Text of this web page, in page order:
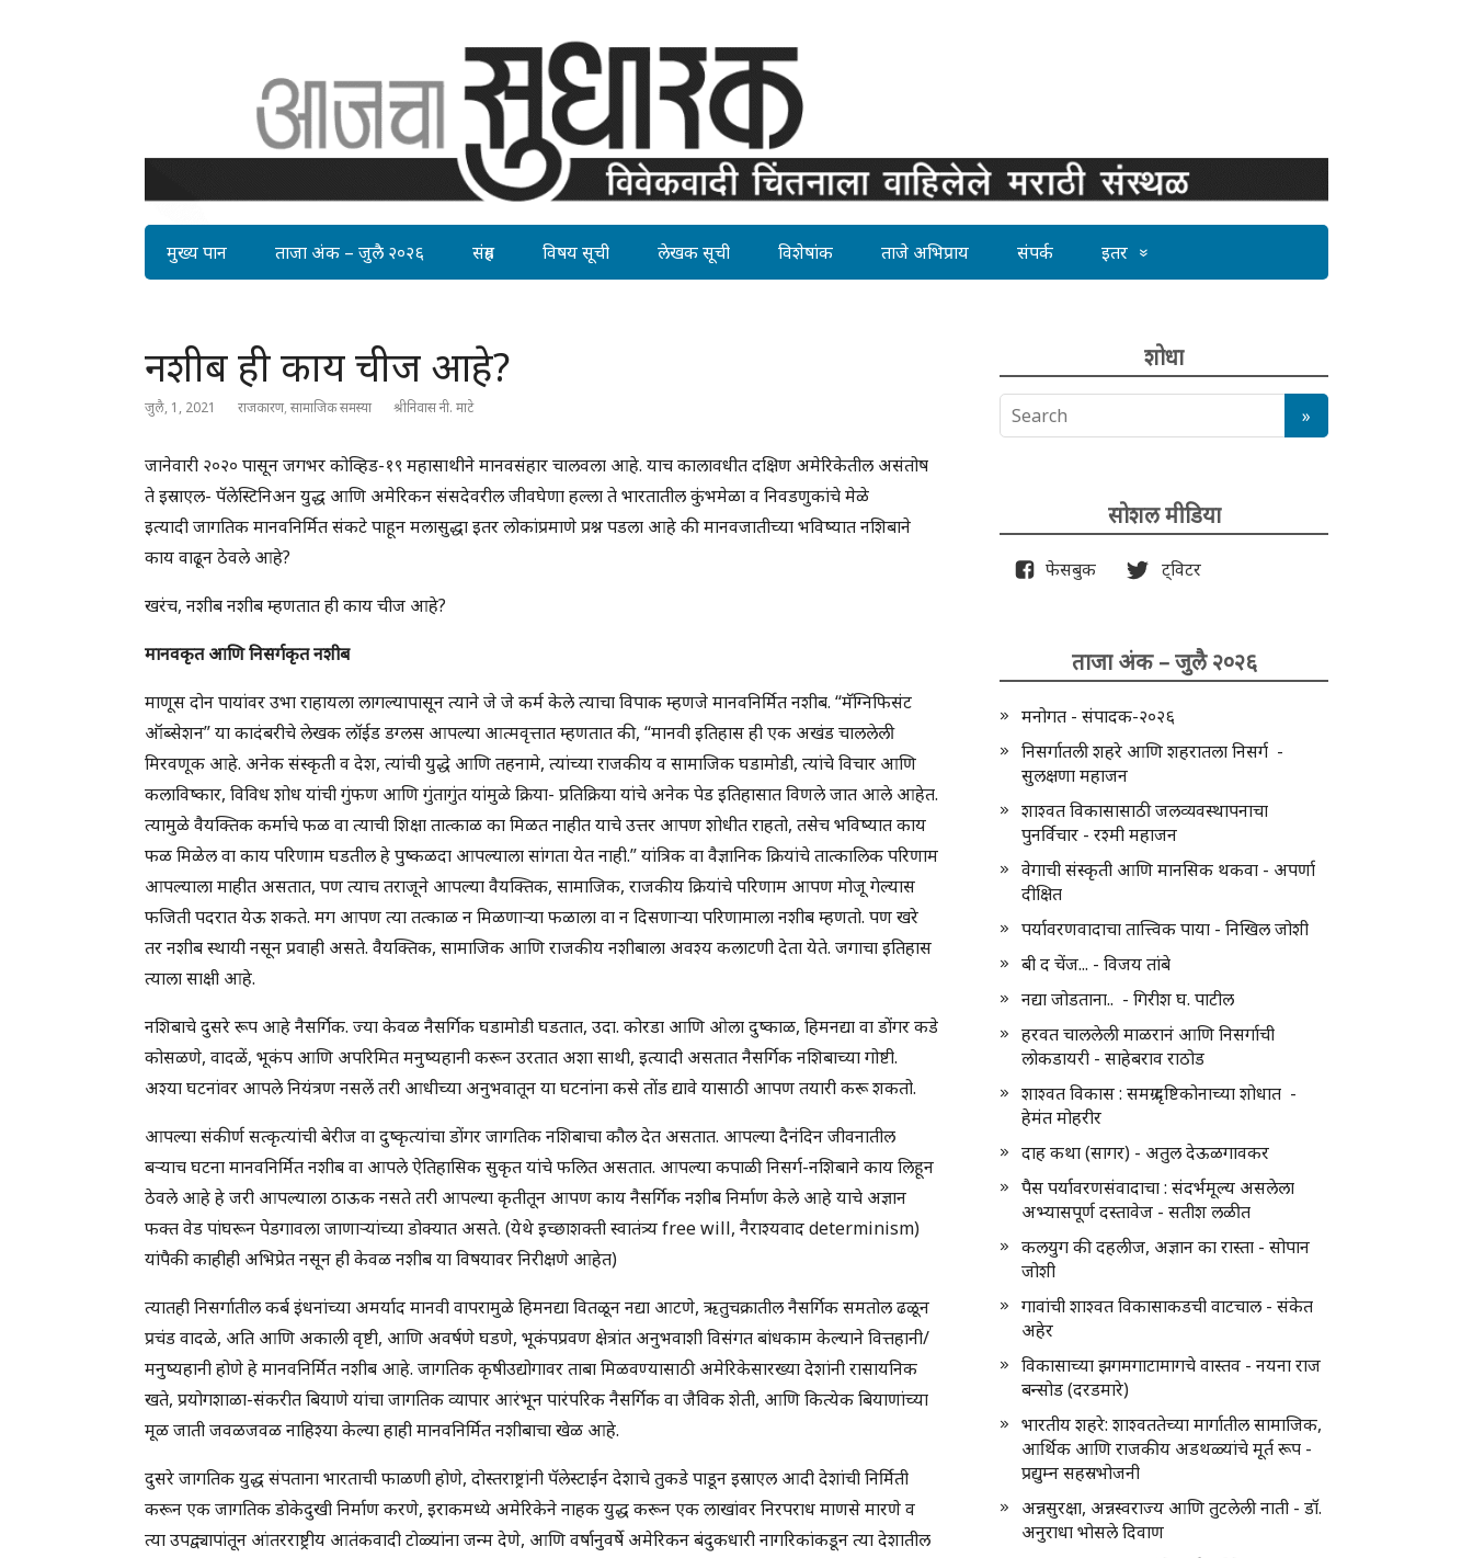
मुख्य पान ताजा अंक – जुलै २०२६ संग्रह विषय सूची लेखक सूची विशेषांक ताजे अभिप्राय संपर्क इतर
नशीब ही काय चीज आहे?
जुलै, 1, 2021 राजकारण, सामाजिक समस्या श्रीनिवास नी. माटे
जानेवारी २०२० पासून जगभर कोव्हिड-१९ महासाथीने मानवसंहार चालवला आहे. याच कालावधीत दक्षिण अमेरिकेतील असंतोष
ते इस्राएल- पॅलेस्टिनिअन युद्ध आणि अमेरिकन संसदेवरील जीवघेणा हल्ला ते भारतातील कुंभमेळा व निवडणुकांचे मेळे
इत्यादी जागतिक मानवनिर्मित संकटे पाहून मलासुद्धा इतर लोकांप्रमाणे प्रश्न पडला आहे की मानवजातीच्या भविष्यात नशिबाने
काय वाढून ठेवले आहे?
खरंच, नशीब नशीब म्हणतात ही काय चीज आहे?
मानवकृत आणि निसर्गकृत नशीब
माणूस दोन पायांवर उभा राहायला लागल्यापासून त्याने जे जे कर्म केले त्याचा विपाक म्हणजे मानवनिर्मित नशीब. “मॅग्निफिसंट
ऑब्सेशन” या कादंबरीचे लेखक लॉईड डग्लस आपल्या आत्मवृत्तात म्हणतात की, “मानवी इतिहास ही एक अखंड चाललेली
मिरवणूक आहे. अनेक संस्कृती व देश, त्यांची युद्धे आणि तहनामे, त्यांच्या राजकीय व सामाजिक घडामोडी, त्यांचे विचार आणि
कलाविष्कार, विविध शोध यांची गुंफण आणि गुंतागुंत यांमुळे क्रिया- प्रतिक्रिया यांचे अनेक पेड इतिहासात विणले जात आले आहेत.
त्यामुळे वैयक्तिक कर्माचे फळ वा त्याची शिक्षा तात्काळ का मिळत नाहीत याचे उत्तर आपण शोधीत राहतो, तसेच भविष्यात काय
फळ मिळेल वा काय परिणाम घडतील हे पुष्कळदा आपल्याला सांगता येत नाही.” यांत्रिक वा वैज्ञानिक क्रियांचे तात्कालिक परिणाम
आपल्याला माहीत असतात, पण त्याच तराजूने आपल्या वैयक्तिक, सामाजिक, राजकीय क्रियांचे परिणाम आपण मोजू गेल्यास
फजिती पदरात येऊ शकते. मग आपण त्या तत्काळ न मिळणाऱ्या फळाला वा न दिसणाऱ्या परिणामाला नशीब म्हणतो. पण खरे
तर नशीब स्थायी नसून प्रवाही असते. वैयक्तिक, सामाजिक आणि राजकीय नशीबाला अवश्य कलाटणी देता येते. जगाचा इतिहास
त्याला साक्षी आहे.
नशिबाचे दुसरे रूप आहे नैसर्गिक. ज्या केवळ नैसर्गिक घडामोडी घडतात, उदा. कोरडा आणि ओला दुष्काळ, हिमनद्या वा डोंगर कडे
कोसळणे, वादळें, भूकंप आणि अपरिमित मनुष्यहानी करून उरतात अशा साथी, इत्यादी असतात नैसर्गिक नशिबाच्या गोष्टी.
अश्या घटनांवर आपले नियंत्रण नसलें तरी आधीच्या अनुभवातून या घटनांना कसे तोंड द्यावे यासाठी आपण तयारी करू शकतो.
आपल्या संकीर्ण सत्कृत्यांची बेरीज वा दुष्कृत्यांचा डोंगर जागतिक नशिबाचा कौल देत असतात. आपल्या दैनंदिन जीवनातील
बऱ्याच घटना मानवनिर्मित नशीब वा आपले ऐतिहासिक सुकृत यांचे फलित असतात. आपल्या कपाळी निसर्ग-नशिबाने काय लिहून
ठेवले आहे हे जरी आपल्याला ठाऊक नसते तरी आपल्या कृतीतून आपण काय नैसर्गिक नशीब निर्माण केले आहे याचे अज्ञान
फक्त वेड पांघरून पेडगावला जाणाऱ्यांच्या डोक्यात असते. (येथे इच्छाशक्ती स्वातंत्र्य free will, नैराश्यवाद determinism)
यांपैकी काहीही अभिप्रेत नसून ही केवळ नशीब या विषयावर निरीक्षणे आहेत)
त्यातही निसर्गातील कर्ब इंधनांच्या अमर्याद मानवी वापरामुळे हिमनद्या वितळून नद्या आटणे, ऋतुचक्रातील नैसर्गिक समतोल ढळून
प्रचंड वादळे, अति आणि अकाली वृष्टी, आणि अवर्षणे घडणे, भूकंपप्रवण क्षेत्रांत अनुभवाशी विसंगत बांधकाम केल्याने वित्तहानी/
मनुष्यहानी होणे हे मानवनिर्मित नशीब आहे. जागतिक कृषीउद्योगावर ताबा मिळवण्यासाठी अमेरिकेसारख्या देशांनी रासायनिक
खते, प्रयोगशाळा-संकरीत बियाणे यांचा जागतिक व्यापार आरंभून पारंपरिक नैसर्गिक वा जैविक शेती, आणि कित्येक बियाणांच्या
मूळ जाती जवळजवळ नाहिश्या केल्या हाही मानवनिर्मित नशीबाचा खेळ आहे.
दुसरे जागतिक युद्ध संपताना भारताची फाळणी होणे, दोस्तराष्ट्रांनी पॅलेस्टाईन देशाचे तुकडे पाडून इस्राएल आदी देशांची निर्मिती
करून एक जागतिक डोकेदुखी निर्माण करणे, इराकमध्ये अमेरिकेने नाहक युद्ध करून एक लाखांवर निरपराध माणसे मारणे व
त्या उपद्व्यापांतून आंतरराष्ट्रीय आतंकवादी टोळ्यांना जन्म देणे, आणि वर्षानुवर्षे अमेरिकन बंदुकधारी नागरिकांकडून त्या देशातील
शोधा
सोशल मीडिया
फेसबुक ट्विटर
ताजा अंक – जुलै २०२६
मनोगत - संपादक-२०२६
निसर्गातली शहरे आणि शहरातला निसर्ग -
सुलक्षणा महाजन
शाश्वत विकासासाठी जलव्यवस्थापनाचा
पुनर्विचार - रश्मी महाजन
वेगाची संस्कृती आणि मानसिक थकवा - अपर्णा
दीक्षित
पर्यावरणवादाचा तात्त्विक पाया - निखिल जोशी
बी द चेंज... - विजय तांबे
नद्या जोडताना.. - गिरीश घ. पाटील
हरवत चाललेली माळरानं आणि निसर्गाची
लोकडायरी - साहेबराव राठोड
शाश्वत विकास : समग्र दृष्टिकोनाच्या शोधात -
हेमंत मोहरीर
दाह कथा (सागर) - अतुल देऊळगावकर
पैस पर्यावरणसंवादाचा : संदर्भमूल्य असलेला
अभ्यासपूर्ण दस्तावेज - सतीश लळीत
कलयुग की दहलीज, अज्ञान का रास्ता - सोपान
जोशी
गावांची शाश्वत विकासाकडची वाटचाल - संकेत
अहेर
विकासाच्या झगमगाटामागचे वास्तव - नयना राज
बन्सोड (दरडमारे)
भारतीय शहरे: शाश्वततेच्या मार्गातील सामाजिक,
आर्थिक आणि राजकीय अडथळ्यांचे मूर्त रूप -
प्रद्युम्न सहस्रभोजनी
अन्नसुरक्षा, अन्नस्वराज्य आणि तुटलेली नाती - डॉ.
अनुराधा भोसले दिवाण